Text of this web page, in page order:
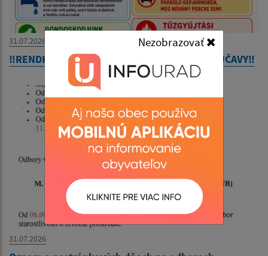
Nezobrazovať
31.07.2026
‼️RENDKÍVÜLI HŐSÉG ‼️- ‼️ MIMORIADNE HORÚČAVY‼️
31.07.2026